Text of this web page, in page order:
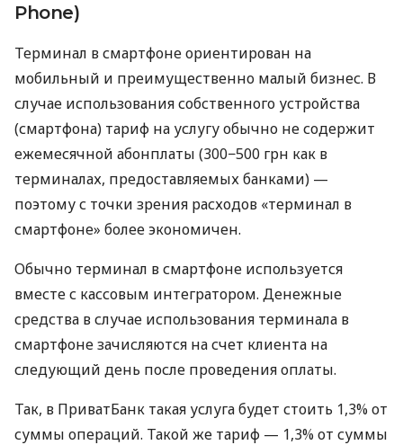
Phone)
Терминал в смартфоне ориентирован на
мобильный и преимущественно малый бизнес. В
случае использования собственного устройства
(смартфона) тариф на услугу обычно не содержит
ежемесячной абонплаты (300−500 грн как в
терминалах, предоставляемых банками) —
поэтому с точки зрения расходов «терминал в
смартфоне» более экономичен.
Обычно терминал в смартфоне используется
вместе с кассовым интегратором. Денежные
средства в случае использования терминала в
смартфоне зачисляются на счет клиента на
следующий день после проведения оплаты.
Так, в ПриватБанк такая услуга будет стоить 1,3% от
суммы операций. Такой же тариф — 1,3% от суммы